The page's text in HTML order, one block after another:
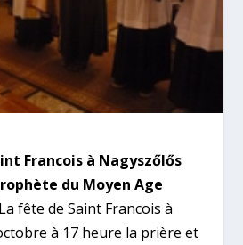
Francois à Nagyszőlős
du Moyen Age
La fête de Saint Francois à
à 17 heure la prière et